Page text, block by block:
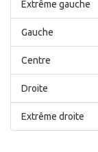
Extrême gauche
Gauche
Centre
Droite
Extrême droite